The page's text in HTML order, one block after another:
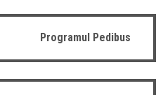
Programul Pedibus